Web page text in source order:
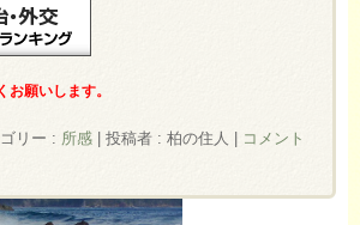
お願いします。
リー : 所感 | 投稿者 : 柏の住人 | コメント